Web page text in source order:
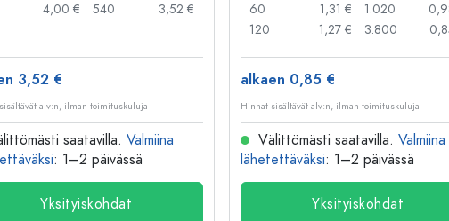
4,00 €
540
3,52 €
3,52 €
alv:n, ilman toimituskuluja
saatavilla. Valmiina
: 1–2 päivässä
Yksityiskohdat
60
1,31 €
120
1,27 €
1.020
3.800
alkaen 0,85 €
Hinnat sisältävät alv:n, ilman toimituskuluja
Välittömästi saatavilla. Valmiina
lähetettäväksi: 1–2 päivässä
Yksityiskohdat